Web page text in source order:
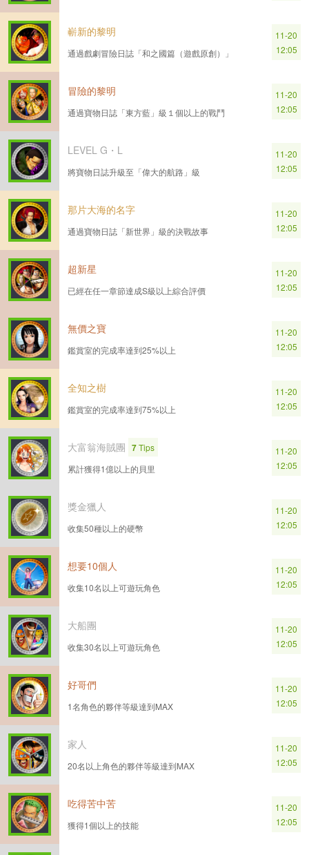
嶄新的黎明
通過戲劇冒險日誌「和之國篇（遊戲原創）」
11-20
12:05
冒險的黎明
通過寶物日誌「東方藍」級１個以上的戰鬥
11-20
12:05
LEVEL G・L
將寶物日誌升級至「偉大的航路」級
11-20
12:05
那片大海的名字
通過寶物日誌「新世界」級的決戰故事
11-20
12:05
超新星
已經在任一章節達成S級以上綜合評價
11-20
12:05
無價之寶
鑑賞室的完成率達到25%以上
11-20
12:05
全知之樹
鑑賞室的完成率達到75%以上
11-20
12:05
大富翁海賊團 7Tips
累計獲得1億以上的貝里
11-20
12:05
獎金獵人
收集50種以上的硬幣
11-20
12:05
想要10個人
收集10名以上可遊玩角色
11-20
12:05
大船團
收集30名以上可遊玩角色
11-20
12:05
好哥們
1名角色的夥伴等級達到MAX
11-20
12:05
家人
20名以上角色的夥伴等級達到MAX
11-20
12:05
吃得苦中苦
獲得1個以上的技能
11-20
12:05